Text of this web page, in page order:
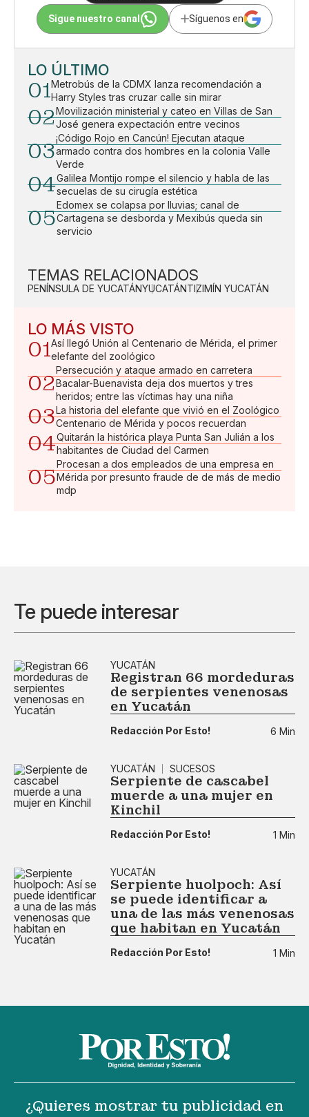
Sigue nuestro canal Síguenos en
LO ÚLTIMO
01Metrobús de la CDMX lanza recomendación a
Harry Styles tras cruzar calle sin mirar
02Movilización ministerial y cateo en Villas de San
José genera expectación entre vecinos
03
¡Código Rojo en Cancún! Ejecutan ataque
armado contra dos hombres en la colonia Valle
Verde
04Galilea Montijo rompe el silencio y habla de las
secuelas de su cirugía estética
05
Edomex se colapsa por lluvias; canal de
Cartagena se desborda y Mexibús queda sin
servicio
TEMAS RELACIONADOS
PENÍNSULA DE YUCATÁNYUCATÁNTIZIMÍN YUCATÁN
LO MÁS VISTO
01Así llegó Unión al Centenario de Mérida, el primer
elefante del zoológico
02
Persecución y ataque armado en carretera
Bacalar-Buenavista deja dos muertos y tres
heridos; entre las víctimas hay una niña
03La historia del elefante que vivió en el Zoológico
Centenario de Mérida y pocos recuerdan
04Quitarán la histórica playa Punta San Julián a los
habitantes de Ciudad del Carmen
05
Procesan a dos empleados de una empresa en
Mérida por presunto fraude de de más de medio
mdp
Te puede interesar
YUCATÁN
Registran 66 mordeduras
de serpientes venenosas
en Yucatán
Redacción Por Esto! 6 Min
YUCATÁN SUCESOS
Serpiente de cascabel
muerde a una mujer en
Kinchil
Redacción Por Esto! 1 Min
YUCATÁN
Serpiente huolpoch: Así
se puede identificar a
una de las más venenosas
que habitan en Yucatán
Redacción Por Esto! 1 Min
¿Quieres mostrar tu publicidad en